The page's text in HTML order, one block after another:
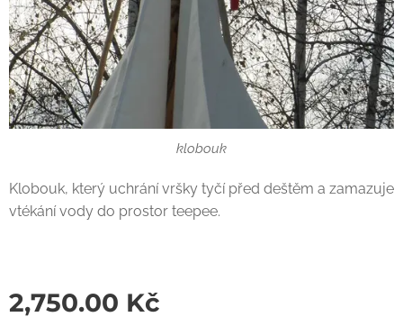
klobouk
Klobouk, který uchrání vršky tyčí před deštěm a zamazuje
vtékání vody do prostor teepee.
2,750.00 Kč